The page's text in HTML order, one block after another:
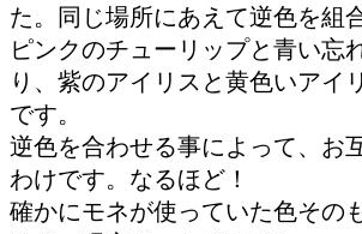
た。同じ場所にあえて逆色を組
ピンクのチューリップと青い忘
り、紫のアイリスと黄色いアイ
です。
逆色を合わせる事によって、お
わけです。なるほど！
確かにモネが使っていた色その